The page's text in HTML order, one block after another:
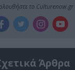
το Culturenow.gr
Άρθρα